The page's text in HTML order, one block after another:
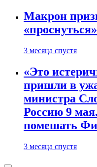
Макрон
«проснуться»
3 месяца спустя
«Это
пришли в
министра
Россию 9
помешать
3 месяца спустя